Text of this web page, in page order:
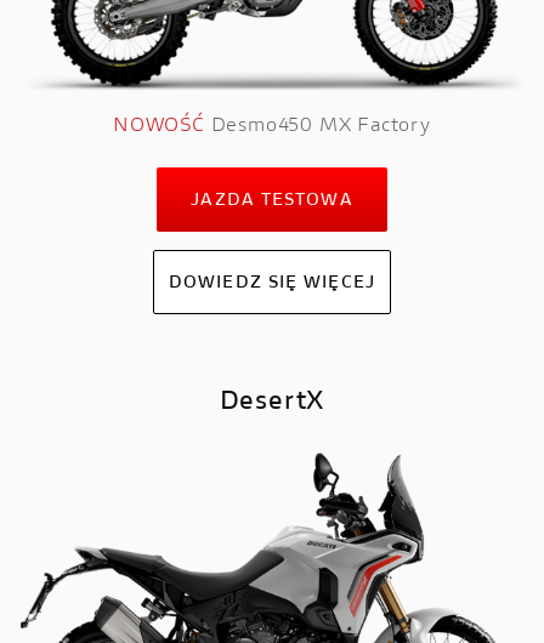
NOWOŚĆ Desmo450 MX Factory
JAZDA TESTOWA
DOWIEDZ SIĘ WIĘCEJ
DesertX